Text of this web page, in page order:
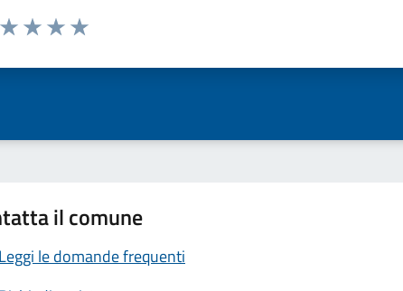
da 1 a 5 stelle la pagina
il comune
Leggi le domande frequenti